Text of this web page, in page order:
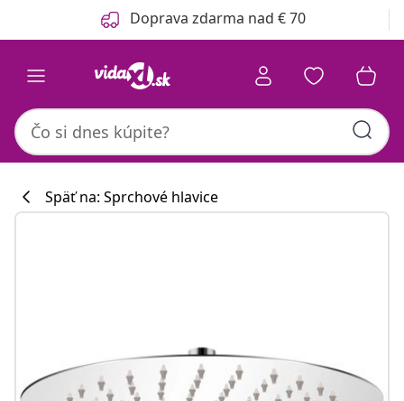
Predchádzajúce Doprava zdarma nad € 70
Späť na: Sprchové hlavice